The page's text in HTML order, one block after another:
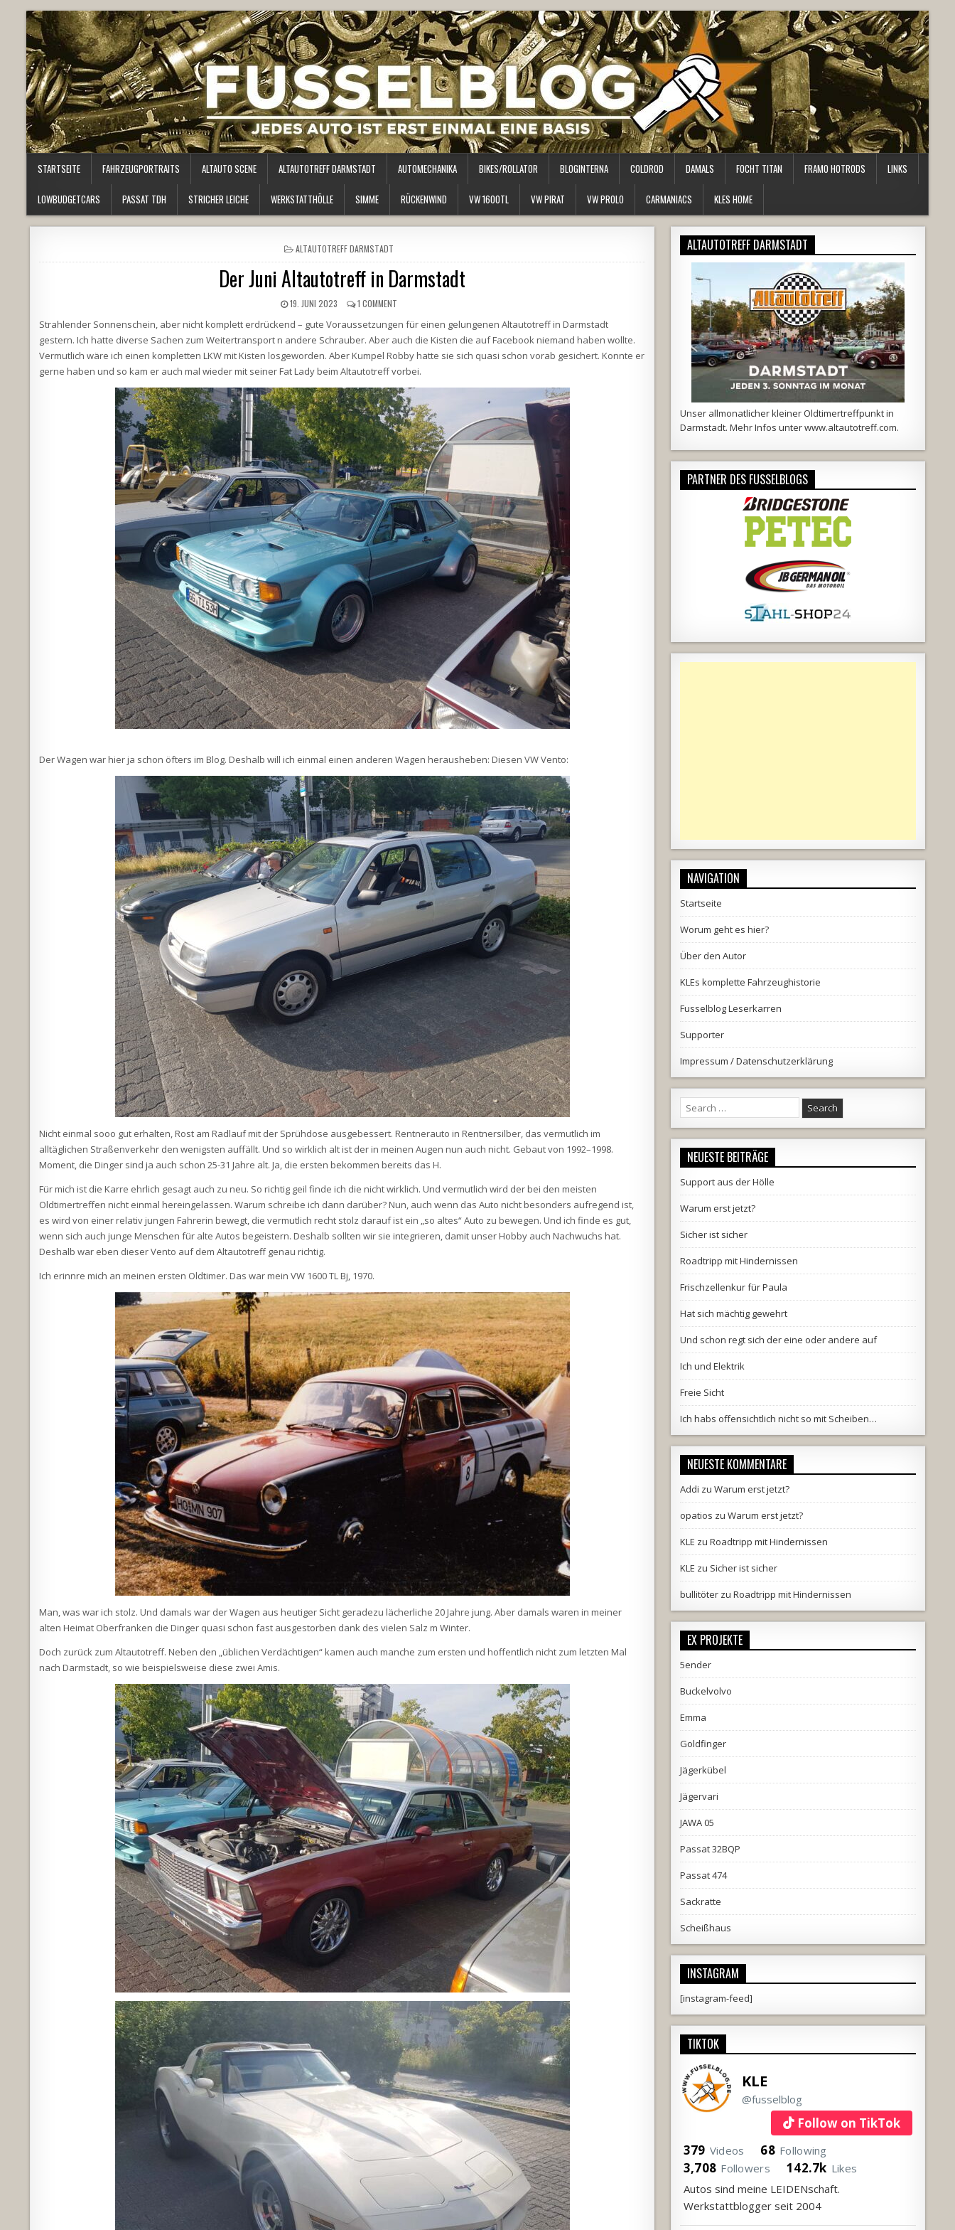
STARTSEITE FAHRZEUGPORTRAITS ALTAUTO SCENE ALTAUTOTREFF DARMSTADT AUTOMECHANIKA BIKES/ROLLATOR BLOGINTERNA COLDROD DAMALS FOCHT TITAN FRAMO HOTRODS LINKS
LOWBUDGETCARS PASSAT TDH STRICHER LEICHE WERKSTATTHÖLLE SIMME RÜCKENWIND VW 1600TL VW PIRAT VW PROLO CARMANIACS KLES HOME
POSTED
IN
ALTAUTOTREFF DARMSTADT
Der Juni Altautotreff in Darmstadt
19. JUNI 2023 1 COMMENT
Strahlender Sonnenschein, aber nicht komplett erdrückend – gute Voraussetzungen für einen gelungenen Altautotreff in Darmstadt
gestern. Ich hatte diverse Sachen zum Weitertransport n andere Schrauber. Aber auch die Kisten die auf Facebook niemand haben wollte.
Vermutlich wäre ich einen kompletten LKW mit Kisten losgeworden. Aber Kumpel Robby hatte sie sich quasi schon vorab gesichert. Konnte er
gerne haben und so kam er auch mal wieder mit seiner Fat Lady beim Altautotreff vorbei.
Der Wagen war hier ja schon öfters im Blog. Deshalb will ich einmal einen anderen Wagen herausheben: Diesen VW Vento:
Nicht einmal sooo gut erhalten, Rost am Radlauf mit der Sprühdose ausgebessert. Rentnerauto in Rentnersilber, das vermutlich im
alltäglichen Straßenverkehr den wenigsten auffällt. Und so wirklich alt ist der in meinen Augen nun auch nicht. Gebaut von 1992–1998.
Moment, die Dinger sind ja auch schon 25-31 Jahre alt. Ja, die ersten bekommen bereits das H.
Für mich ist die Karre ehrlich gesagt auch zu neu. So richtig geil finde ich die nicht wirklich. Und vermutlich wird der bei den meisten
Oldtimertreffen nicht einmal hereingelassen. Warum schreibe ich dann darüber? Nun, auch wenn das Auto nicht besonders aufregend ist,
es wird von einer relativ jungen Fahrerin bewegt, die vermutlich recht stolz darauf ist ein „so altes“ Auto zu bewegen. Und ich finde es gut,
wenn sich auch junge Menschen für alte Autos begeistern. Deshalb sollten wir sie integrieren, damit unser Hobby auch Nachwuchs hat.
Deshalb war eben dieser Vento auf dem Altautotreff genau richtig.
Ich erinnre mich an meinen ersten Oldtimer. Das war mein VW 1600 TL Bj, 1970.
Man, was war ich stolz. Und damals war der Wagen aus heutiger Sicht geradezu lächerliche 20 Jahre jung. Aber damals waren in meiner
alten Heimat Oberfranken die Dinger quasi schon fast ausgestorben dank des vielen Salz m Winter.
Doch zurück zum Altautotreff. Neben den „üblichen Verdächtigen“ kamen auch manche zum ersten und hoffentlich nicht zum letzten Mal
nach Darmstadt, so wie beispielsweise diese zwei Amis.
ALTAUTOTREFF DARMSTADT
Unser allmonatlicher kleiner Oldtimertreffpunkt in
Darmstadt. Mehr Infos unterwww.altautotreff.com.
PARTNER DES FUSSELBLOGS
NAVIGATION
Startseite
Worum geht es hier?
Über den Autor
KLEs komplette Fahrzeughistorie
Fusselblog Leserkarren
Supporter
Impressum / Datenschutzerklärung
Search
for:
NEUESTE BEITRÄGE
Support aus der Hölle
Warum erst jetzt?
Sicher ist sicher
Roadtripp mit Hindernissen
Frischzellenkur für Paula
Hat sich mächtig gewehrt
Und schon regt sich der eine oder andere auf
Ich und Elektrik
Freie Sicht
Ich habs offensichtlich nicht so mit Scheiben…
NEUESTE KOMMENTARE
Addi zu Warum erst jetzt?
opatios zu Warum erst jetzt?
KLE zu Roadtripp mit Hindernissen
KLE zu Sicher ist sicher
bullitöterzu Roadtripp mit Hindernissen
EX PROJEKTE
5ender
Buckelvolvo
Emma
Goldfinger
Jägerkübel
Jägervari
JAWA 05
Passat 32BQP
Passat 474
Sackratte
Scheißhaus
INSTAGRAM
[instagram-feed]
TIKTOK
KLE
@fusselblog
Follow on TikTok
379 Videos 68 Following
3,708 Followers 142.7k Likes
Autos sind meine LEIDENschaft.
Werkstattblogger seit 2004